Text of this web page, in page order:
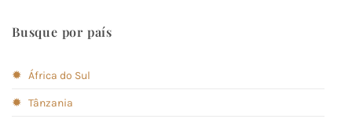
Busque por país
✹ África do Sul
✹ Tânzania